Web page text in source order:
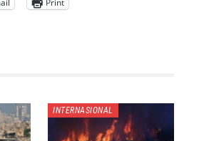
INTERNASIONAL